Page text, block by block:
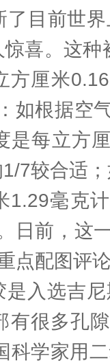
目前世界
喜。这种
方厘米
如根据空
每立方
7较合适
1.29毫克
日前，这
点配图评
是入选吉
有很多孔
科学家用